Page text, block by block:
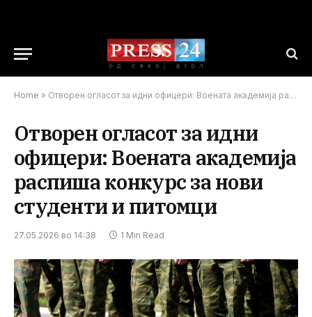
Home » Отворен огласот за идни офицери: Воената академија распиша конкурс за нови студенти и питомци
Отворен огласот за идни
офицери: Воената академија
распиша конкурс за нови
студенти и питомци
27.05.2026 во 14:38 1 Min Read